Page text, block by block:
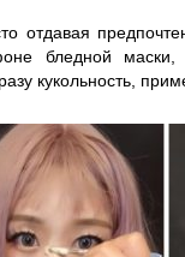
отдавая
бледной
кукольность,